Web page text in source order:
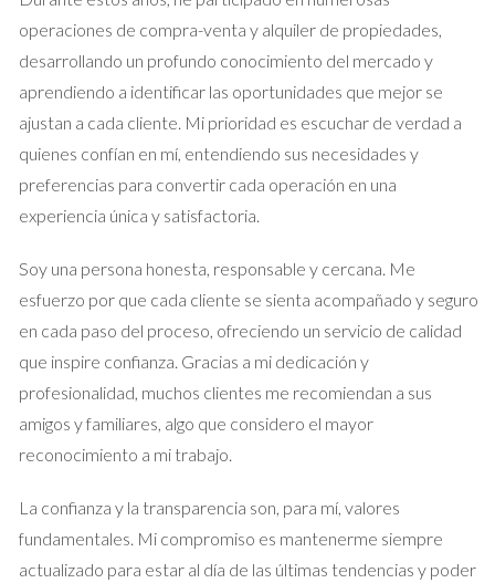
detalla cada una de estas etapas:
Reunión de Documentación:Acumula todos los
documentos necesarios para la venta, tal como se
mencionó anteriormente.
Valoración del Inmueble:Considera realizar una
tasación profesional para establecer un precio justo de
venta.
Notificación a la Comunidad de Propietarios:
Buscar Comprador: Publicita la propiedad a través de
plataformas adecuadas, redes sociales o agencias
inmobiliarias.
Negociación:
Establece las condiciones de la venta,
incluido el precio y el método de pago.
Firma del Contrato de Arras: Un contrato preliminar
que asegura la intención de compra y establece las
condiciones específicas de la venta.
orden, se redacta el documento legal que formaliza la
venta, que será firmado ante notario.
Firma en Notaría:El momento culminante que garantiza
la transferencia de la propiedad de forma legal.
operaciones de compra-venta y alquiler de propiedades,
desarrollando un profundo conocimiento del mercado y
aprendiendo a identificar las oportunidades que mejor se
ajustan a cada cliente. Mi prioridad es escuchar de verdad a
quienes confían en mí, entendiendo sus necesidades y
preferencias para convertir cada operación en una
experiencia única y satisfactoria.
Soy una persona honesta, responsable y cercana. Me
esfuerzo por que cada cliente se sienta acompañado y seguro
en cada paso del proceso, ofreciendo un servicio de calidad
que inspire confianza. Gracias a mi dedicación y
profesionalidad, muchos clientes me recomiendan a sus
amigos y familiares, algo que considero el mayor
reconocimiento a mi trabajo.
La confianza y la transparencia son, para mí, valores
fundamentales. Mi compromiso es mantenerme siempre
actualizado para estar al día de las últimas tendencias y poder